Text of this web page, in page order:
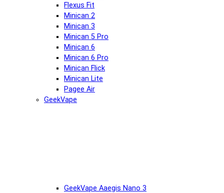
Flexus Fit
Minican 2
Minican 3
Minican 5 Pro
Minican 6
Minican 6 Pro
Minican Flick
Minican Lite
Pagee Air
GeekVape
GeekVape Aaegis Nano 3